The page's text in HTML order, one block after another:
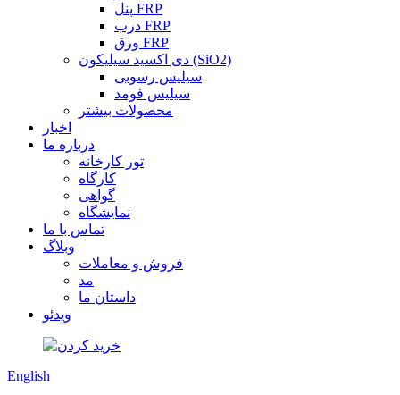
پنل FRP
درب FRP
ورق FRP
دی اکسید سیلیکون (SiO2)
سیلیس رسوبی
سیلیس فومد
محصولات بیشتر
اخبار
درباره ما
تور کارخانه
کارگاه
گواهی
نمایشگاه
تماس با ما
وبلاگ
فروش و معاملات
مد
داستان ما
ویدئو
English